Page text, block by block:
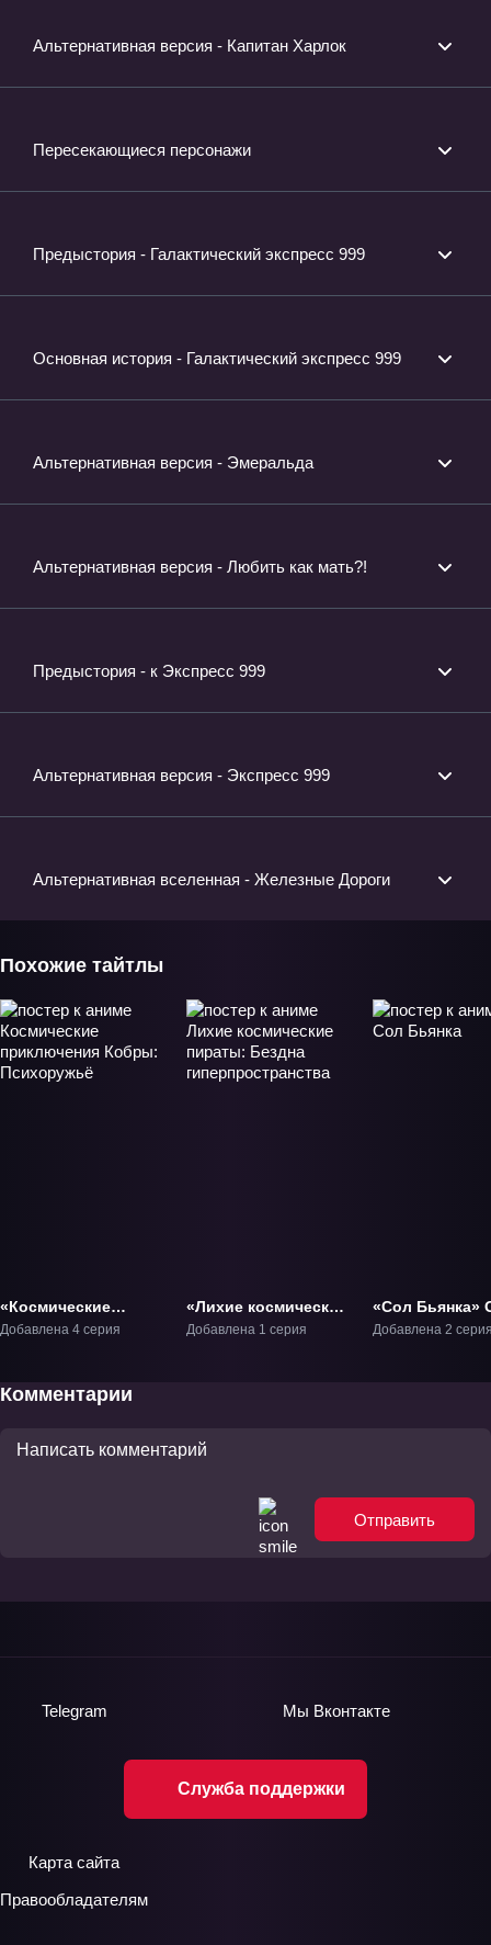
Альтернативная версия - Капитан Харлок
Пересекающиеся персонажи
Предыстория - Галактический экспресс 999
Основная история - Галактический экспресс 999
Альтернативная версия - Эмеральда
Альтернативная версия - Любить как мать?!
Предыстория - к Экспресс 999
Альтернативная версия - Экспресс 999
Альтернативная вселенная - Железные Дороги
Похожие тайтлы
«Космические
приключения
Добавлена 4 серия
«Лихие космические
пираты: Бездна
Добавлена 1 серия
«Сол Бьянка»
Добавлена 2
Комментарии
Отправить
Служба поддержки
Telegram Мы Вконтакте
Карта сайта
Правообладателям